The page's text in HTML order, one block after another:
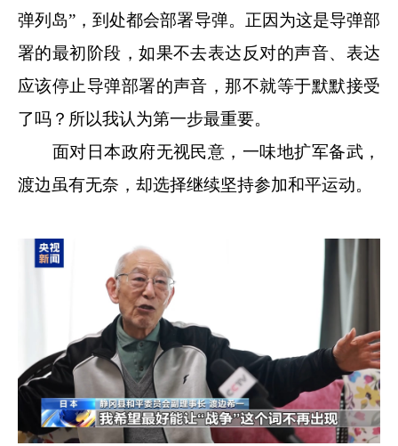
弹列岛”，到处都会部署导弹。正因为这是导弹部
署的最初阶段，如果不去表达反对的声音、表达
应该停止导弹部署的声音，那不就等于默默接受
了吗？所以我认为第一步最重要。
面对日本政府无视民意，一味地扩军备武，
渡边虽有无奈，却选择继续坚持参加和平运动。